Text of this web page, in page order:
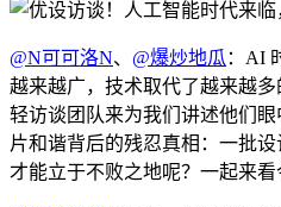
@N可可洛N、 @爆炒地瓜 ：AI
越来越广，技术取代了越来越
轻访谈团队来为我们讲述他们眼
片和谐背后的残忍真相：一批
才能立于不败之地呢？一起来看